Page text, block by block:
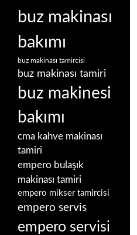
buz makinası
bakımı
buz makinası tamircisi
buz makinası tamiri
buz makinesi
bakımı
cma kahve makinası
tamiri
empero bulaşık
makinası tamiri
empero mikser tamircisi
empero servis
empero servisi